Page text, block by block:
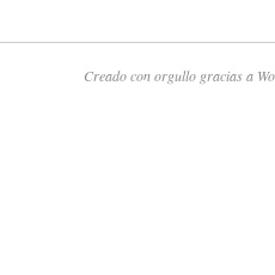
Creado con orgullo gracias a